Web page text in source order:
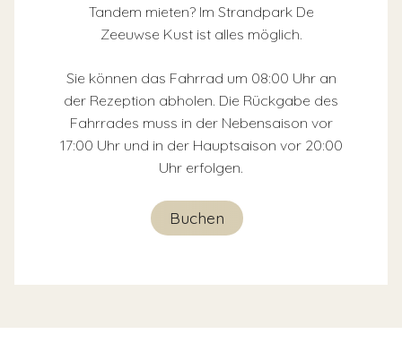
Tandem mieten? Im Strandpark De
Zeeuwse Kust ist alles möglich.
Sie können das Fahrrad um 08:00 Uhr an
der Rezeption abholen. Die Rückgabe des
Fahrrades muss in der Nebensaison vor
17:00 Uhr und in der Hauptsaison vor 20:00
Uhr erfolgen.
Buchen